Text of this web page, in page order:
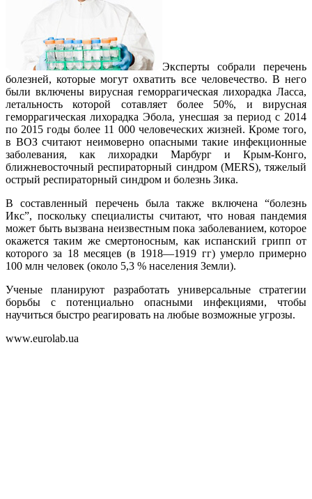
Эксперты собрали перечень
болезней, которые могут охватить все человечество. В него
были включены вирусная геморрагическая лихорадка Ласса,
летальность которой сотавляет более 50%, и вирусная
геморрагическая лихорадка Эбола, унесшая за период с 2014
по 2015 годы более 11 000 человеческих жизней. Кроме того,
в ВОЗ считают неимоверно опасными такие инфекционные
заболевания, как лихорадки Марбург и Крым-Конго,
ближневосточный респираторный синдром (MERS), тяжелый
острый респираторный синдром и болезнь Зика.
В составленный перечень была также включена “болезнь
Икс”, поскольку специалисты считают, что новая пандемия
может быть вызвана неизвестным пока заболеванием, которое
окажется таким же смертоносным, как испанский грипп от
которого за 18 месяцев (в 1918—1919 гг) умерло примерно
100 млн человек (около 5,3 % населения Земли).
Ученые планируют разработать универсальные стратегии
борьбы с потенциально опасными инфекциями, чтобы
научиться быстро реагировать на любые возможные угрозы.
www.eurolab.ua